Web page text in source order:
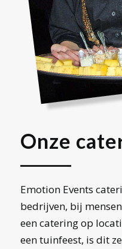
Onze
Emotion Events
bedrijven, bij
een catering op
een tuinfeest, is dit